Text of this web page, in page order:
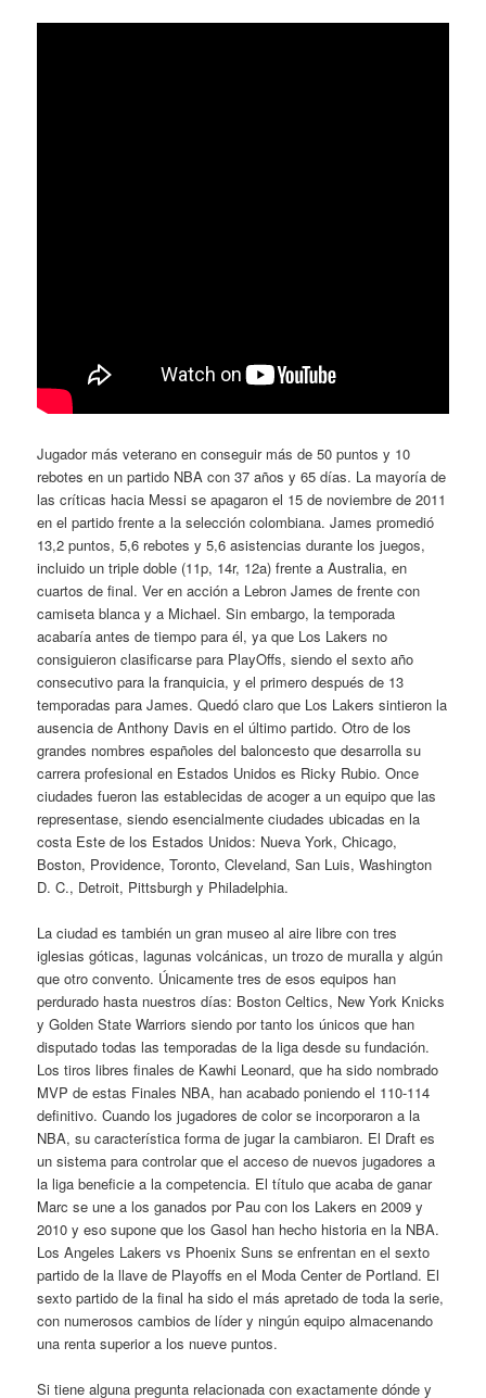
Jugador más veterano en conseguir más de 50 puntos y 10
rebotes en un partido NBA con 37 años y 65 días. La mayoría de
las críticas hacia Messi se apagaron el 15 de noviembre de 2011
en el partido frente a la selección colombiana. James promedió
13,2 puntos, 5,6 rebotes y 5,6 asistencias durante los juegos,
incluido un triple doble (11p, 14r, 12a) frente a Australia, en
cuartos de final. Ver en acción a Lebron James de frente con
camiseta blanca y a Michael. Sin embargo, la temporada
acabaría antes de tiempo para él, ya que Los Lakers no
consiguieron clasificarse para PlayOffs, siendo el sexto año
consecutivo para la franquicia, y el primero después de 13
temporadas para James. Quedó claro que Los Lakers sintieron la
ausencia de Anthony Davis en el último partido. Otro de los
grandes nombres españoles del baloncesto que desarrolla su
carrera profesional en Estados Unidos es Ricky Rubio. Once
ciudades fueron las establecidas de acoger a un equipo que las
representase, siendo esencialmente ciudades ubicadas en la
costa Este de los Estados Unidos: Nueva York, Chicago,
Boston, Providence, Toronto, Cleveland, San Luis, Washington
D. C., Detroit, Pittsburgh y Philadelphia.
La ciudad es también un gran museo al aire libre con tres
iglesias góticas, lagunas volcánicas, un trozo de muralla y algún
que otro convento. Únicamente tres de esos equipos han
perdurado hasta nuestros días: Boston Celtics, New York Knicks
y Golden State Warriors siendo por tanto los únicos que han
disputado todas las temporadas de la liga desde su fundación.
Los tiros libres finales de Kawhi Leonard, que ha sido nombrado
MVP de estas Finales NBA, han acabado poniendo el 110-114
definitivo. Cuando los jugadores de color se incorporaron a la
NBA, su característica forma de jugar la cambiaron. El Draft es
un sistema para controlar que el acceso de nuevos jugadores a
la liga beneficie a la competencia. El título que acaba de ganar
Marc se une a los ganados por Pau con los Lakers en 2009 y
2010 y eso supone que los Gasol han hecho historia en la NBA.
Los Angeles Lakers vs Phoenix Suns se enfrentan en el sexto
partido de la llave de Playoffs en el Moda Center de Portland. El
sexto partido de la final ha sido el más apretado de toda la serie,
con numerosos cambios de líder y ningún equipo almacenando
una renta superior a los nueve puntos.
Si tiene alguna pregunta relacionada con exactamente dónde y